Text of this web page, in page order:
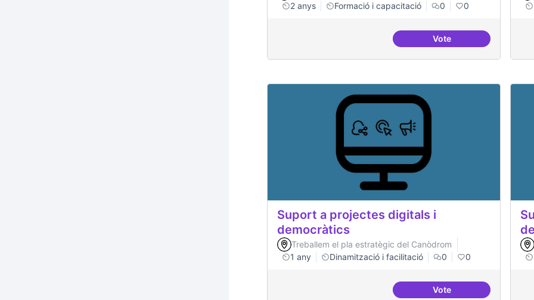
2 anys
Formació i capacitació 0 0
VoteTècniques de
Suport a projectes digitals i
democràtics
Treballem el pla estratègic del Canòdrom
1 any
Dinamització i facilitació 0 0
VoteSuport a projectes